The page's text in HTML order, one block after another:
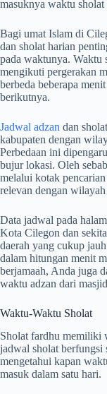
masuknya waktu sholat
Bagi umat Islam di
dan sholat harian
pada waktunya. Waktu
mengikuti pergerakan
berbeda beberapa
berikutnya.
Jadwal adzan dan
kabupaten dengan
Perbedaan ini
bujur lokasi. Oleh
melalui kotak
relevan dengan
Data jadwal pada
Kota Cilegon dan
daerah yang cukup
dalam hitungan menit
berjamaah, Anda juga
waktu adzan dari
Waktu-Waktu Sholat
Sholat fardhu memiliki
jadwal sholat berfungsi
mengetahui kapan
masuk dalam satu hari.